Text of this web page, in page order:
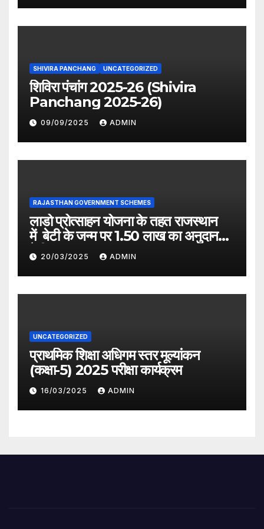
SHIVIRA PANCHANG UNCATEGORIZED
शिविरा पंचांग 2025-26 (Shivira
Panchang 2025-26)
09/09/2025 ADMIN
RAJASTHAN GOVERNMENT SCHEMES
लाडो प्रोत्साहन योजना के तहत राजस्थान
में बेटी के जन्म पर 1.50 लाख का अनुदान
देगी सरकार
20/03/2025 ADMIN
UNCATEGORIZED
प्राथमिक शिक्षा अधिगम स्तर मूल्यांकन
(कक्षा-5) 2025 परीक्षा कार्यक्रम
16/03/2025 ADMIN